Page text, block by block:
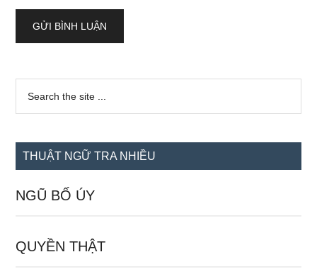
Sidebar
chính
...
THUẬT NGỮ TRA NHIỀU
NGŨ BỐ ÚY
QUYỀN THẬT